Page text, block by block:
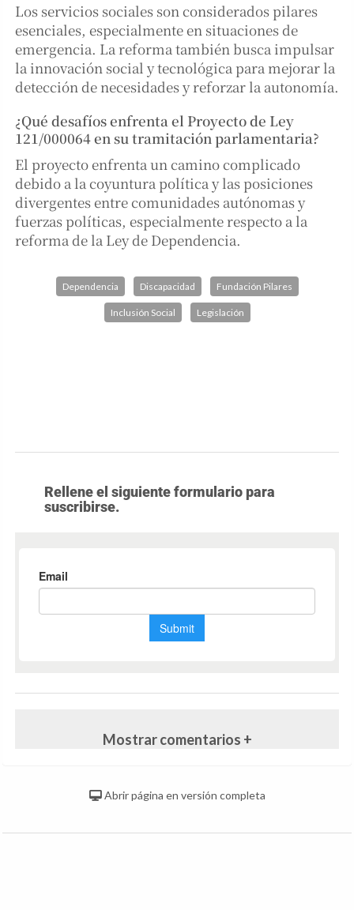
Los servicios sociales son considerados pilares
esenciales, especialmente en situaciones de
emergencia. La reforma también busca impulsar
la innovación social y tecnológica para mejorar la
detección de necesidades y reforzar la autonomía.
¿Qué desafíos enfrenta el Proyecto de Ley
121/000064 en su tramitación parlamentaria?
El proyecto enfrenta un camino complicado
debido a la coyuntura política y las posiciones
divergentes entre comunidades autónomas y
fuerzas políticas, especialmente respecto a la
reforma de la Ley de Dependencia.
Dependencia Discapacidad Fundación Pilares
Inclusión Social Legislación
Rellene el siguiente formulario para
suscribirse.
Mostrar comentarios +
Abrir página en versión completa